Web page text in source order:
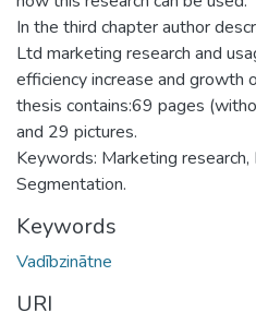
In the third chapter author
Ltd marketing research and
efficiency increase and growth
thesis contains:69 pages
and 29 pictures.
Keywords: Marketing research,
Segmentation.
Keywords
Vadībzinātne
URI